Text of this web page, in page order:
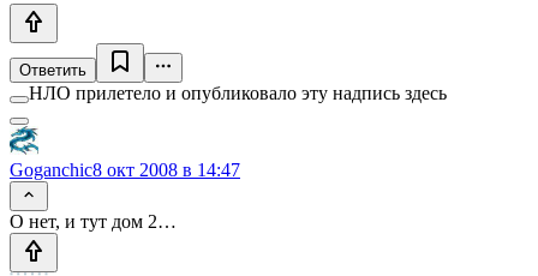
Ответить
НЛО прилетело и опубликовало эту надпись здесь
Goganchic8 окт 2008 в 14:47
О нет, и тут дом 2…